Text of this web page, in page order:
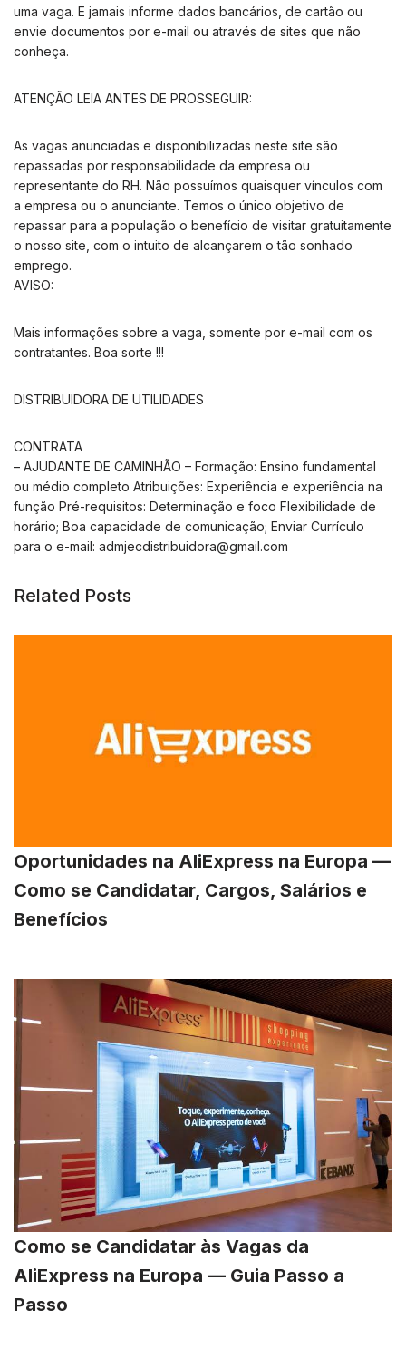
uma vaga. E jamais informe dados bancários, de cartão ou
envie documentos por e-mail ou através de sites que não
conheça.
ATENÇÃO LEIA ANTES DE PROSSEGUIR:
As vagas anunciadas e disponibilizadas neste site são
repassadas por responsabilidade da empresa ou
representante do RH. Não possuímos quaisquer vínculos com
a empresa ou o anunciante. Temos o único objetivo de
repassar para a população o benefício de visitar gratuitamente
o nosso site, com o intuito de alcançarem o tão sonhado
emprego.
AVISO:
Mais informações sobre a vaga, somente por e-mail com os
contratantes. Boa sorte !!!
DISTRIBUIDORA DE UTILIDADES
CONTRATA
– AJUDANTE DE CAMINHÃO – Formação: Ensino fundamental
ou médio completo Atribuições: Experiência e experiência na
função Pré-requisitos: Determinação e foco Flexibilidade de
horário; Boa capacidade de comunicação; Enviar Currículo
para o e-mail: admjecdistribuidora@gmail.com
Related Posts
Oportunidades na AliExpress na Europa —
Como se Candidatar, Cargos, Salários e
Benefícios
Como se Candidatar às Vagas da
AliExpress na Europa — Guia Passo a
Passo